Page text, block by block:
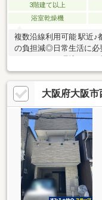
3階建て以上
浴室乾燥機
複数沿線利用可能 駅近♪
の負担減◎日常生活に必
便性を確保しやすい立
家 そのまま店舗や事務
したり車庫を設けたりと
は生活をイメージしや
く、開放感のある空間
れ、子ども部屋や寝室
大阪府大阪